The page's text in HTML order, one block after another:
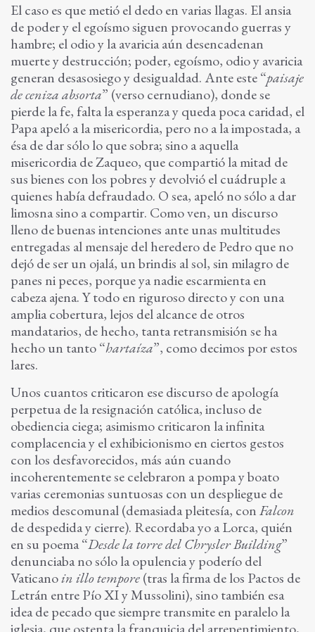
El caso es que metió el dedo en varias llagas. El ansia
de poder y el egoísmo siguen provocando guerras y
hambre; el odio y la avaricia aún desencadenan
muerte y destrucción; poder, egoísmo, odio y avaricia
generan desasosiego y desigualdad. Ante este “paisaje
de ceniza absorta” (verso cernudiano), donde se
pierde la fe, falta la esperanza y queda poca caridad, el
Papa apeló a la misericordia, pero no a la impostada, a
ésa de dar sólo lo que sobra; sino a aquella
misericordia de Zaqueo, que compartió la mitad de
sus bienes con los pobres y devolvió el cuádruple a
quienes había defraudado. O sea, apeló no sólo a dar
limosna sino a compartir. Como ven, un discurso
lleno de buenas intenciones ante unas multitudes
entregadas al mensaje del heredero de Pedro que no
dejó de ser un ojalá, un brindis al sol, sin milagro de
panes ni peces, porque ya nadie escarmienta en
cabeza ajena. Y todo en riguroso directo y con una
amplia cobertura, lejos del alcance de otros
mandatarios, de hecho, tanta retransmisión se ha
hecho un tanto “hartaíza”, como decimos por estos
lares.
Unos cuantos criticaron ese discurso de apología
perpetua de la resignación católica, incluso de
obediencia ciega; asimismo criticaron la infinita
complacencia y el exhibicionismo en ciertos gestos
con los desfavorecidos, más aún cuando
incoherentemente se celebraron a pompa y boato
varias ceremonias suntuosas con un despliegue de
medios descomunal (demasiada pleitesía, conFalcon
de despedida y cierre). Recordaba yo a Lorca, quién
en su poema “Desde la torre del Chrysler Building”
denunciaba no sólo la opulencia y poderío del
Vaticanoin illo tempore(tras la firma de los Pactos de
Letrán entre Pío XI y Mussolini), sino también esa
idea de pecado que siempre transmite en paralelo la